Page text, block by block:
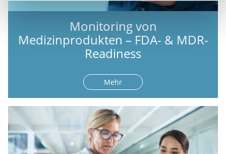
Monitoring von
Medizinprodukten – FDA- & MDR-
Readiness
Mehr